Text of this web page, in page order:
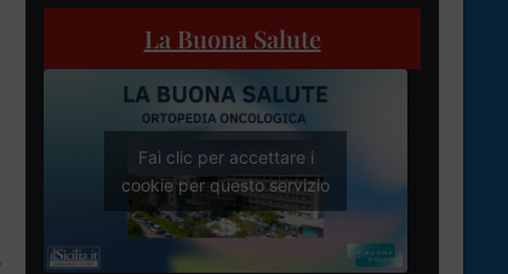
La Buona Salute
Fai clic per accettare i
cookie per questo servizio